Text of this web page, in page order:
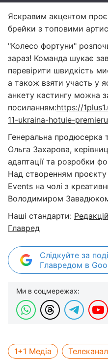
Яскравим акцентом
брейки з топовими
"Колесо фортуни"
зараз! Команда шукає
перевірити швидкість
а також взяти участь у
анкету кастингу можна
посиланням:https://
11-ukraina-hotuie-
Генеральна продюсерка
Ольга Захарова,
адаптації та розробки
Над створенням
Events на чолі з
Володимиром
Наші стандарти:
Главред
Слідкуйте за
Главредом в
Ми в соцмережах:
1+1 Медіа